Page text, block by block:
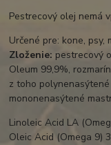
Pestrecový olej nemá
Určené pre: kone, psy,
Zloženie: pestrecový
Oleum 99,9%,
z toho
mononenasýtené
Linoleic Acid LA
Oleic Acid (Omega 9)